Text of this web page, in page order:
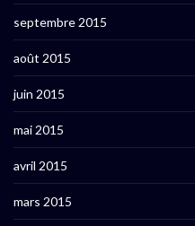
septembre 2015
août 2015
juin 2015
mai 2015
avril 2015
mars 2015